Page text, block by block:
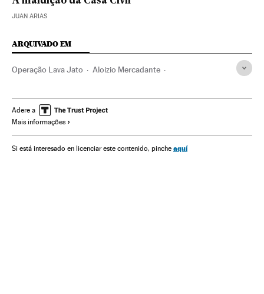
JUAN ARIAS
ARQUIVADO EM
Operação Lava Jato Aloizio Mercadante
Caso Petrobras Investigação policial
Partido dos Trabalhadores
Financiamento ilegal Lavagem dinheiro Petrobras
Adere a
Mais informações
Si está interesado en licenciar este contenido, pinche aquí